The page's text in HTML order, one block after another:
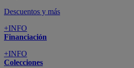
Descuentos y más
+INFO
Financiación
+INFO
Colecciones